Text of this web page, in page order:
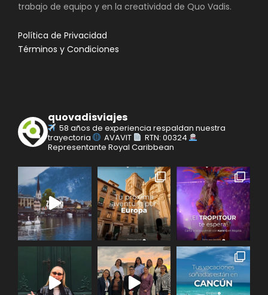
trabajo de equipo y en la creatividad de Quo Vadis.
Política de Privacidad
Términos y Condiciones
quovadisviajes
58 años de experiencia respaldan nuestra
trayectoria
AVAVIT
RTN: 00324
Representante Royal Caribbean